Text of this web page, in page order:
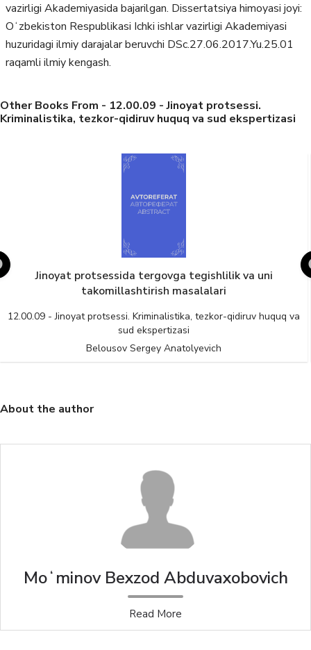
vazirligi Akademiyasida bajarilgan. Dissertatsiya himoyasi joyi:
Oʻzbekiston Respublikasi Ichki ishlar vazirligi Akademiyasi
huzuridagi ilmiy darajalar beruvchi DSc.27.06.2017.Yu.25.01
raqamli ilmiy kengash.
Other Books From - 12.00.09 - Jinoyat protsessi.
Kriminalistika, tezkor-qidiruv huquq va sud ekspertizasi
Jinoyat protsessida tergovga tegishlilik va uni
takomillashtirish masalalari
12.00.09 - Jinoyat protsessi. Kriminalistika, tezkor-qidiruv huquq va
sud ekspertizasi
Belousov Sergey Anatolyevich
About the author
Moʻminov Bexzod Abduvaxobovich
Read More